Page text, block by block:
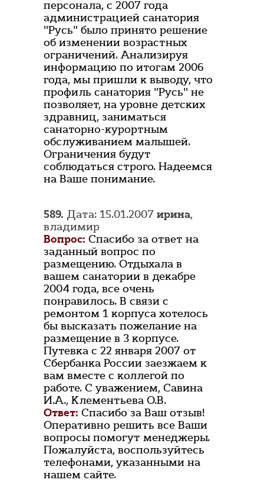
персонала, с 2007 года
администрацией санатория
"Русь" было принято решение
об изменении возрастных
ограничений. Анализируя
информацию по итогам 2006
года, мы пришли к выводу, что
профиль санатория "Русь" не
позволяет, на уровне детских
здравниц, заниматься
санаторно-курортным
обслуживанием малышей.
Ограничения будут
соблюдаться строго. Надеемся
на Ваше понимание.
589. Дата: 15.01.2007 ирина,
владимир
Вопрос: Спасибо за ответ на
заданный вопрос по
размещению. Отдыхала в
вашем санатории в декабре
2004 года, все очень
понравилось. В связи с
ремонтом 1 корпуса хотелось
бы высказать пожелание на
размещение в 3 корпусе.
Путевка с 22 января 2007 от
Сбербанка России заезжаем к
вам вместе с коллегой по
работе. С уважением, Савина
И.А., Клементьева О.В.
Ответ: Спасибо за Ваш отзыв!
Оперативно решить все Ваши
вопросы помогут менеджеры.
Пожалуйста, воспользуйтесь
телефонами, указанными на
нашем сайте.